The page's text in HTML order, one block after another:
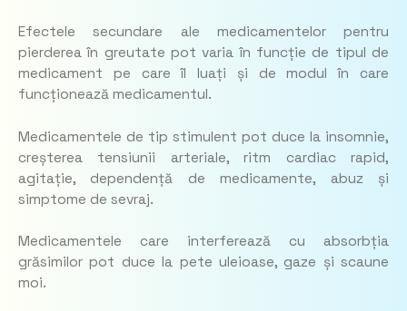
Efectele secundare ale medicamentelor pentru
pierderea în greutate pot varia în funcție de tipul de
medicament pe care îl luați și de modul în care
funcționează medicamentul.
Medicamentele de tip stimulent pot duce la insomnie,
creșterea tensiunii arteriale, ritm cardiac rapid,
agitație, dependență de medicamente, abuz și
simptome de sevraj.
Medicamentele care interferează cu absorbția
grăsimilor pot duce la pete uleioase, gaze și scaune
moi.